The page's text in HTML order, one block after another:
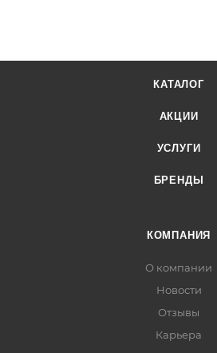
КАТАЛОГ
АКЦИИ
УСЛУГИ
БРЕНДЫ
КОМПАНИЯ
О компании
Новости
Отзывы
Карьера